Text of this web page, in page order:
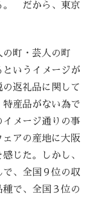
。 だから、東京
町・芸人の町
いうイメージが
返礼品に関して
産品がない為で
イメージ通りの事
アの産地に大阪
じた。しかし、
、全国９位の収
で、全国３位の